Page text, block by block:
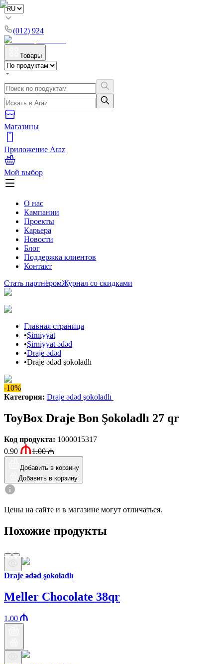
(012) 924
Товары
Магазины
Приложение Araz
Мой выбор
О нас
Кампании
Проекты
Карьера
Новости
Блог
Поддержка клиентов
Контакт
Стать партнёромЖурнал со скидками
Главная страница
•Şirniyyat
•Şirniyyat ədəd
•Draje ədəd
•Draje ədəd şokoladlı
-10%
Категория: Draje ədəd şokoladlı
ToyBox Draje Bon Şokoladlı 27 qr
Код продукта: 1000015317
0.90
1.00₼
Добавить в корзину
Добавить в корзину
Цены на сайте и в магазине могут отличаться.
Похожие продукты
Draje ədəd şokoladlı
Meller Chocolate 38qr
1.00